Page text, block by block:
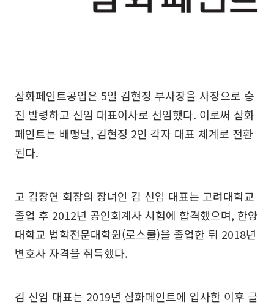
삼화페인트공업은 5일 김현정 부사장을 사장으로 승
진 발령하고 신임 대표이사로 선임했다. 이로써 삼화
페인트는 배맹달, 김현정 2인 각자 대표 체계로 전환
된다.
고 김장연 회장의 장녀인 김 신임 대표는 고려대학교
졸업 후 2012년 공인회계사 시험에 합격했으며, 한양
대학교 법학전문대학원(로스쿨)을 졸업한 뒤 2018년
변호사 자격을 취득했다.
김 신임 대표는 2019년 삼화페인트에 입사한 이후 글